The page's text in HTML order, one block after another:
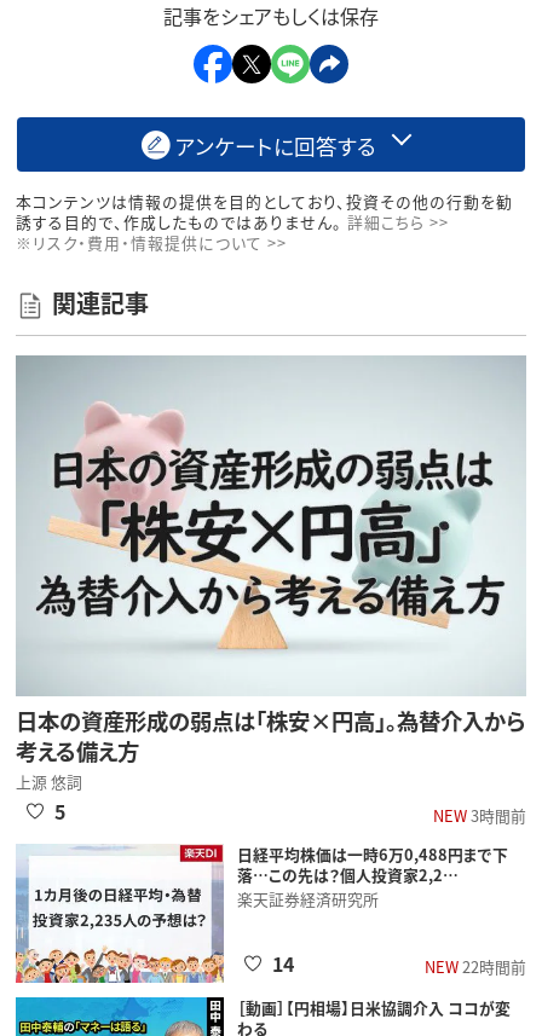
記事をシェアもしくは保存
アンケートに回答する
本コンテンツは情報の提供を目的としており、投資その他の行動を勧
誘する目的で、作成したものではありません。 詳細こちら >>
※リスク・費用・情報提供について >>
関連記事
日本の資産形成の弱点は「株安×円高」。為替介入から
考える備え方
上源 悠詞
NEW3時間前
5
日経平均株価は一時6万0,488円まで下
落…この先は？個人投資家2,2…
楽天証券経済研究所
NEW22時間前
14
［動画］【円相場】日米協調介入 ココが変
わる